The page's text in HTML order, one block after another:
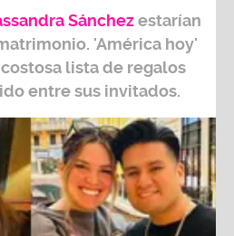
Sánchezestarían
'América hoy'
lista de regalos
entre sus invitados.